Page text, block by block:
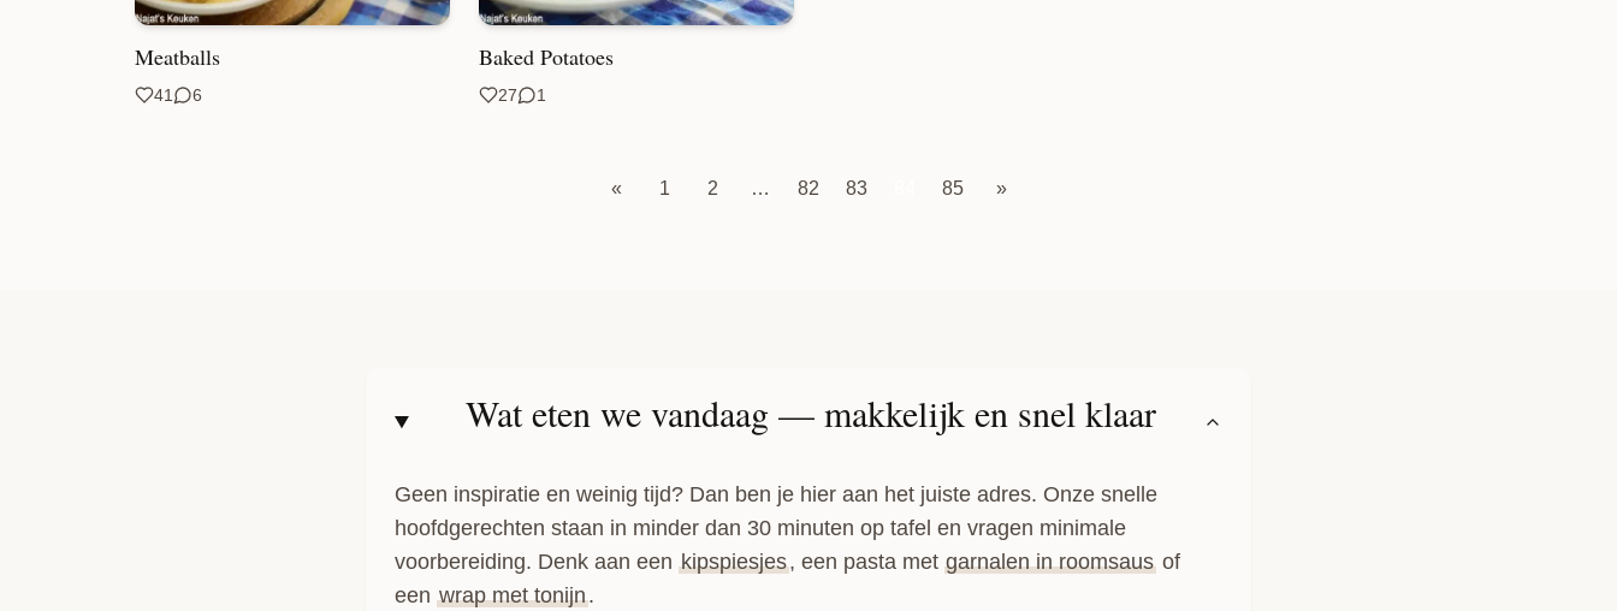
Meatballs
41 6
Baked Potatoes
27 1
« 1 2 … 82 83 85 »
Wat eten we vandaag — makkelijk en snel klaar
Geen inspiratie en weinig tijd? Dan ben je hier aan het juiste adres. Onze snelle
hoofdgerechten staan in minder dan 30 minuten op tafel en vragen minimale
voorbereiding. Denk aan een kipspiesjes, een pasta met garnalen in roomsaus of
een wrap met tonijn.